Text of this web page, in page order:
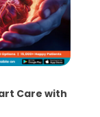
Care with